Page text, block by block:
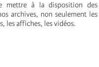
mettre à la disposition des
archives, non seulement les
les affiches, les vidéos.